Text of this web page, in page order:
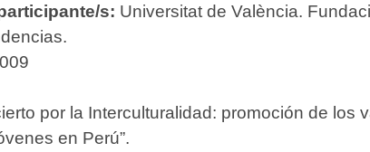
s: Universitat de València.
por la Interculturalidad: promoción de los
en Perú”.